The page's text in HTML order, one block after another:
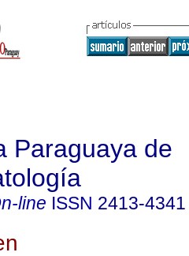
Paraguaya de
line ISSN 2413-4341